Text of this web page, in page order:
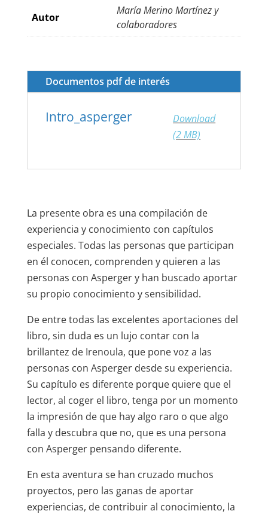
Autor
María Merino Martínez y
colaboradores
Documentos pdf de interés
Intro_asperger
Download
(2 MB)
La presente obra es una compilación de
experiencia y conocimiento con capítulos
especiales. Todas las personas que participan
en él conocen, comprenden y quieren a las
personas con Asperger y han buscado aportar
su propio conocimiento y sensibilidad.
De entre todas las excelentes aportaciones del
libro, sin duda es un lujo contar con la
brillantez de Irenoula, que pone voz a las
personas con Asperger desde su experiencia.
Su capítulo es diferente porque quiere que el
lector, al coger el libro, tenga por un momento
la impresión de que hay algo raro o que algo
falla y descubra que no, que es una persona
con Asperger pensando diferente.
En esta aventura se han cruzado muchos
proyectos, pero las ganas de aportar
experiencias, de contribuir al conocimiento, la